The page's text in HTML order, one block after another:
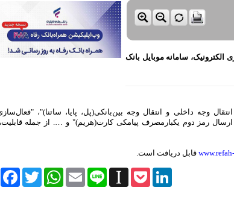
سامانه موبایل بانک
وجه داخلی و انتقال وجه بین‌بانکی(پل، پایا، ساتنا)"،
رمز دوم یکبارمصرف پیامکی کارت(هریم)" و …. از جمله
قابل دریافت است.
Facebook TwitterWhatsApp Email LineInstapaper PocketLinkedIn